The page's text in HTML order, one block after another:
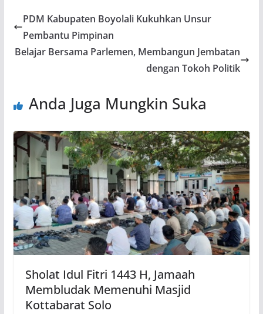
PDM Kabupaten Boyolali Kukuhkan Unsur
Pembantu Pimpinan
Belajar Bersama Parlemen, Membangun Jembatan
dengan Tokoh Politik
Anda Juga Mungkin Suka
Sholat Idul Fitri 1443 H, Jamaah
Membludak Memenuhi Masjid
Kottabarat Solo